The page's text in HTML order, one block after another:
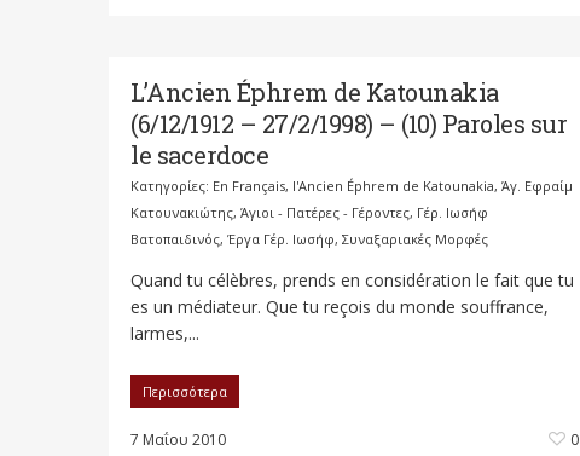
L’Ancien Éphrem de Katounakia
(6/12/1912 – 27/2/1998) – (10) Paroles sur
le sacerdoce
Κατηγορίες: En Français, l'Ancien Éphrem de Katounakia, Άγ. Εφραίμ
Κατουνακιώτης, Άγιοι - Πατέρες - Γέροντες, Γέρ. Ιωσήφ
Βατοπαιδινός, Έργα Γέρ. Ιωσήφ, Συναξαριακές Μορφές
Quand tu célèbres, prends en considération le fait que tu
es un médiateur. Que tu reçois du monde souffrance,
larmes,...
Περισσότερα
7 Μαΐου 2010 0